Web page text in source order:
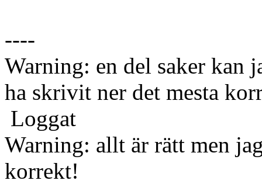
----
Warning: en del saker kan
ha skrivit ner det mesta
Loggat
Warning: allt är rätt men
korrekt!